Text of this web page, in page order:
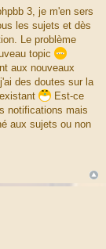
3, je m'en sers
les sujets et dès
Le problème
topic
aux nouveaux
des doutes sur la
Est-ce
notifications mais
aux sujets ou non